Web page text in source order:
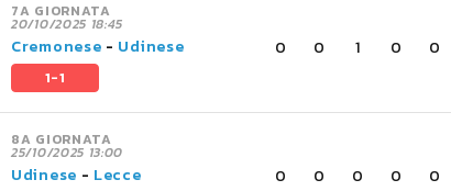
7A GIORNATA
20/10/2025 18:45
Cremonese - Udinese
1-1
0 0 1 0 0
8A GIORNATA
25/10/2025 13:00
Udinese - Lecce 0 0 0 0 0